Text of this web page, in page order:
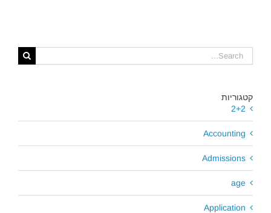
קטגוריות
2+2
Accounting
Admissions
age
Application